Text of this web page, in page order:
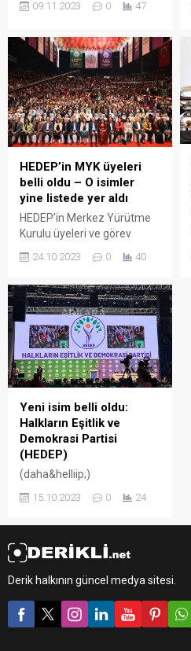
Yardımcısı Mehmet Rüştü
Parti’nin dolaylı görüştüğü
iddiaları ile ilgili konuştu.
“AKP ile bu düzeyde bir
görüşmemiz yok” dyen
Tiryaki, “bütün siyasi
partilerle diyaloğa açığız”
mesajı verdi.
09.11.2023 0 47
HEDEP’in MYK üyeleri
belli oldu – O isimler
yine listede yer aldı
HEDEP’in Merkez Yürütme
Kurulu üyeleri ve görev
24.10.2023 0 40
Yeni isim belli oldu:
Halkların Eşitlik ve
Demokrasi Partisi
(HEDEP)
(daha&helliip;)
15.10.2023 0 24
Derik halkının güncel medya sitesi.